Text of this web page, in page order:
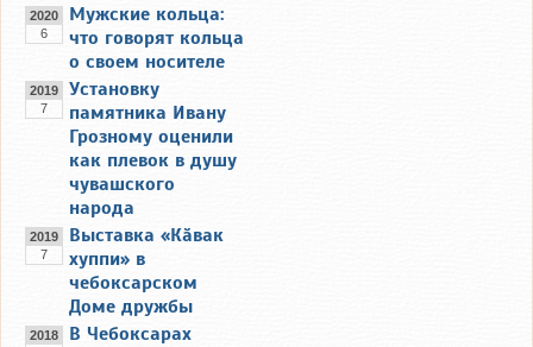
2020
6
Мужские кольца:
что говорят кольца
о своем носителе
2019
7
Установку
памятника Ивану
Грозному оценили
как плевок в душу
чувашского
народа
2019
7
Выставка «Кӑвак
хуппи» в
чебоксарском
Доме дружбы
2018
В Чебоксарах